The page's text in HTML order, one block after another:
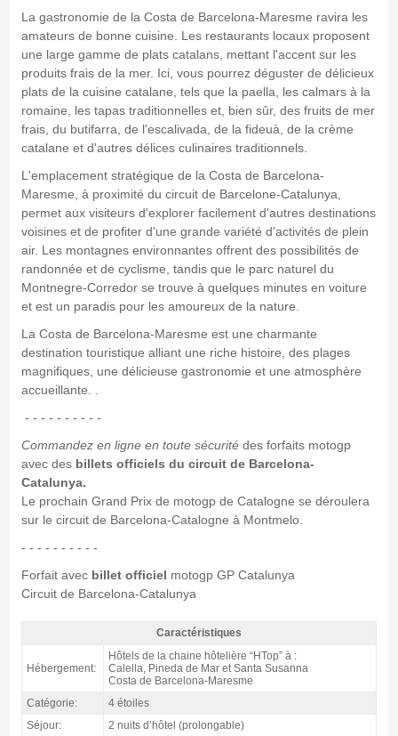
La gastronomie de la Costa de Barcelona-Maresme ravira les
amateurs de bonne cuisine. Les restaurants locaux proposent
une large gamme de plats catalans, mettant l'accent sur les
produits frais de la mer. Ici, vous pourrez déguster de délicieux
plats de la cuisine catalane, tels que la paella, les calmars à la
romaine, les tapas traditionnelles et, bien sûr, des fruits de mer
frais, du butifarra, de l'escalivada, de la fideuà, de la crème
catalane et d'autres délices culinaires traditionnels.
L'emplacement stratégique de la Costa de Barcelona-
Maresme, à proximité du circuit de Barcelone-Catalunya,
permet aux visiteurs d'explorer facilement d'autres destinations
voisines et de profiter d'une grande variété d'activités de plein
air. Les montagnes environnantes offrent des possibilités de
randonnée et de cyclisme, tandis que le parc naturel du
Montnegre-Corredor se trouve à quelques minutes en voiture
et est un paradis pour les amoureux de la nature.
La Costa de Barcelona-Maresme est une charmante
destination touristique alliant une riche histoire, des plages
magnifiques, une délicieuse gastronomie et une atmosphère
accueillante. .
- - - - - - - - - -
Commandez en ligne en toute sécuritédes forfaits motogp
avec des billets officiels du circuit de Barcelona-
Catalunya.
Le prochain Grand Prix de motogp de Catalogne se déroulera
sur le circuit de Barcelona-Catalogne à Montmelo.
- - - - - - - - - -
Forfait avec billet officiel motogp GP Catalunya
Circuit de Barcelona-Catalunya
Forfait Costa MotoGP Catalogne, hôtels Htop 4* / 2 nuits p.d. -
Caractéristiques
Caractéristiques
Hébergement:
Hôtels de la chaine hôtelière “HTop” à :
Calella, Pineda de Mar et Santa Susanna
Costa de Barcelona-Maresme
Catégorie:
4 étoiles
Séjour:
2 nuits d’hôtel (prolongable)